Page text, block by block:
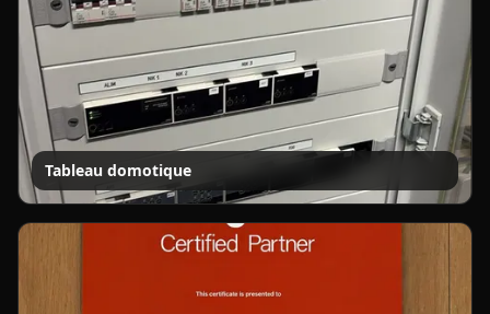
Tableau domotique